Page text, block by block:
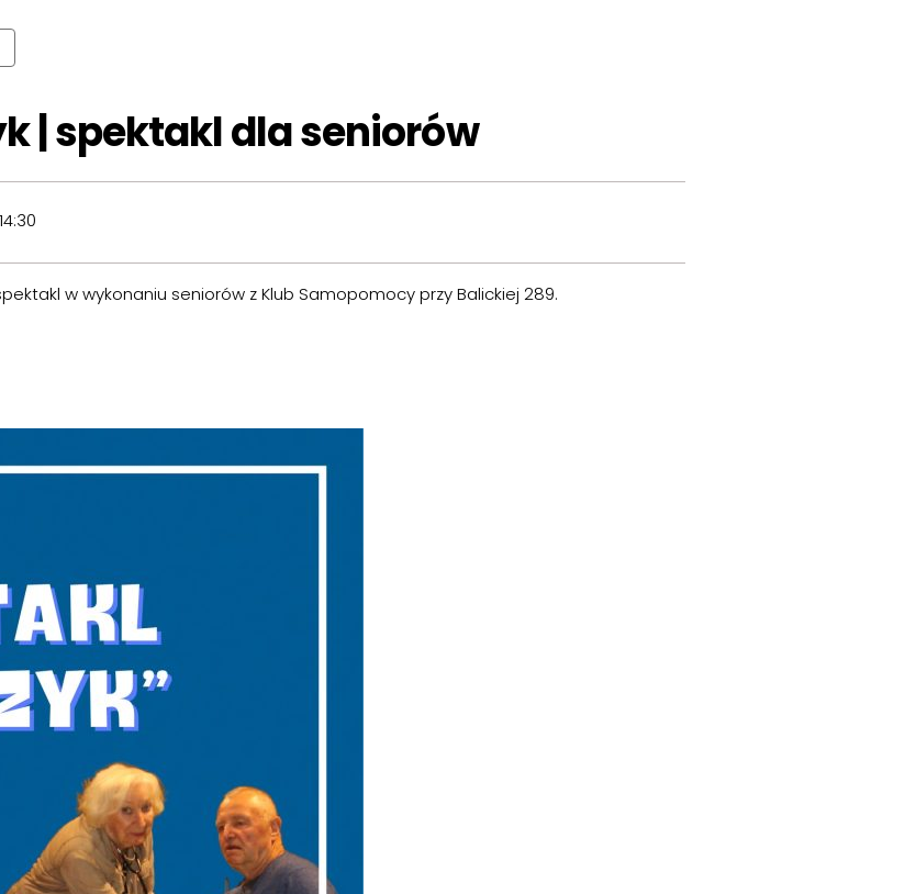
| spektakl dla seniorów
14:30
w wykonaniu seniorów z Klub Samopomocy przy Balickiej 289.